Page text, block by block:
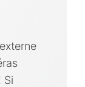
Si